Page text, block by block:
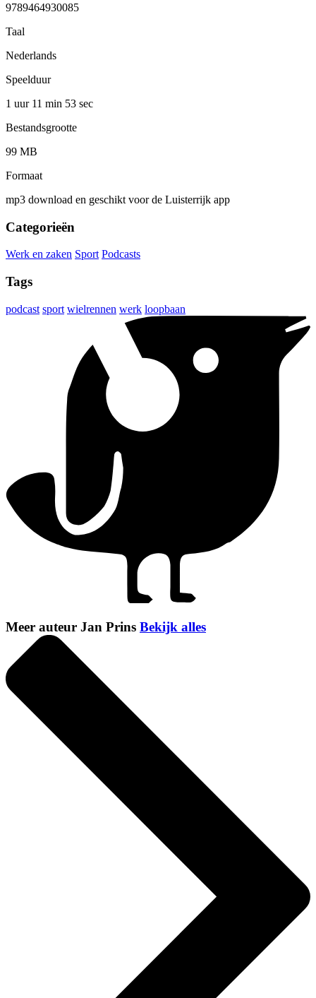
9789464930085
Taal
Nederlands
Speelduur
1 uur 11 min 53 sec
Bestandsgrootte
99 MB
Formaat
mp3 download en geschikt voor de Luisterrijk app
Categorieën
Werk en zaken Sport Podcasts
Tags
podcast sport wielrennen werk loopbaan
Meer auteur Jan Prins Bekijk alles